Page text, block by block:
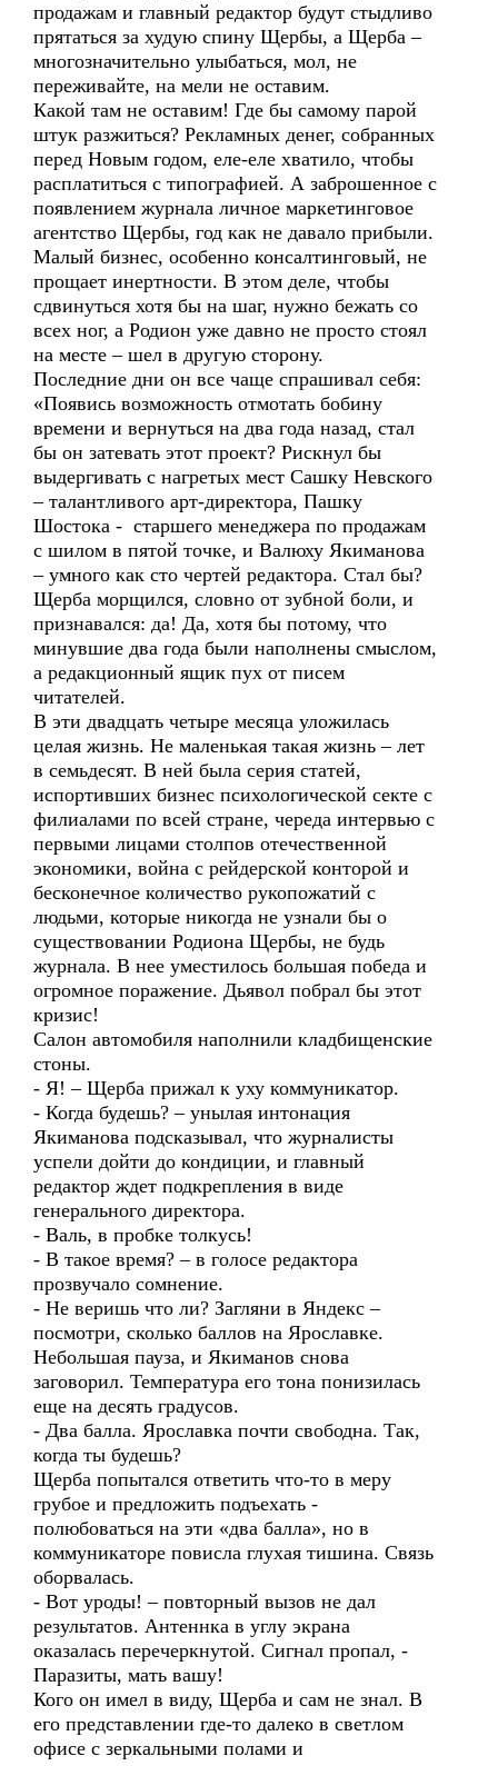
продажам и главный редактор будут стыдливо
прятаться за худую спину Щербы, а Щерба –
многозначительно улыбаться, мол, не
переживайте, на мели не оставим.
Какой там не оставим! Где бы самому парой
штук разжиться? Рекламных денег, собранных
перед Новым годом, еле-еле хватило, чтобы
расплатиться с типографией. А заброшенное с
появлением журнала личное маркетинговое
агентство Щербы, год как не давало прибыли.
Малый бизнес, особенно консалтинговый, не
прощает инертности. В этом деле, чтобы
сдвинуться хотя бы на шаг, нужно бежать со
всех ног, а Родион уже давно не просто стоял
на месте – шел в другую сторону.
Последние дни он все чаще спрашивал себя:
«Появись возможность отмотать бобину
времени и вернуться на два года назад, стал
бы он затевать этот проект? Рискнул бы
выдергивать с нагретых мест Сашку Невского
– талантливого арт-директора, Пашку
Шостока - старшего менеджера по продажам
с шилом в пятой точке, и Валюху Якиманова
– умного как сто чертей редактора. Стал бы?
Щерба морщился, словно от зубной боли, и
признавался: да! Да, хотя бы потому, что
минувшие два года были наполнены смыслом,
а редакционный ящик пух от писем
читателей.
В эти двадцать четыре месяца уложилась
целая жизнь. Не маленькая такая жизнь – лет
в семьдесят. В ней была серия статей,
испортивших бизнес психологической секте с
филиалами по всей стране, череда интервью с
первыми лицами столпов отечественной
экономики, война с рейдерской конторой и
бесконечное количество рукопожатий с
людьми, которые никогда не узнали бы о
существовании Родиона Щербы, не будь
журнала. В нее уместилось большая победа и
огромное поражение. Дьявол побрал бы этот
кризис!
Салон автомобиля наполнили кладбищенские
стоны.
- Я! – Щерба прижал к уху коммуникатор.
- Когда будешь? – унылая интонация
Якиманова подсказывал, что журналисты
успели дойти до кондиции, и главный
редактор ждет подкрепления в виде
генерального директора.
- Валь, в пробке толкусь!
- В такое время? – в голосе редактора
прозвучало сомнение.
- Не веришь что ли? Загляни в Яндекс –
посмотри, сколько баллов на Ярославке.
Небольшая пауза, и Якиманов снова
заговорил. Температура его тона понизилась
еще на десять градусов.
- Два балла. Ярославка почти свободна. Так,
когда ты будешь?
Щерба попытался ответить что-то в меру
грубое и предложить подъехать -
полюбоваться на эти «два балла», но в
коммуникаторе повисла глухая тишина. Связь
оборвалась.
- Вот уроды! – повторный вызов не дал
результатов. Антеннка в углу экрана
оказалась перечеркнутой. Сигнал пропал, -
Паразиты, мать вашу!
Кого он имел в виду, Щерба и сам не знал. В
его представлении где-то далеко в светлом
офисе с зеркальными полами и